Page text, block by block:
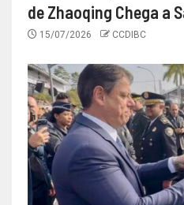
de Zhaoqing Chega a
15/07/2026 CCDIBC